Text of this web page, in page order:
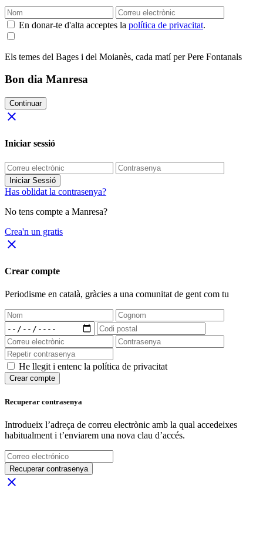
En donar-te d'alta acceptes la política de privacitat.
Els temes del Bages i del Moianès, cada matí per Pere Fontanals
Bon dia Manresa
Continuar
close
Iniciar sessió
Iniciar Sessió
Has oblidat la contrasenya?
No tens compte a Manresa?
Crea'n un gratis
close
Crear compte
Periodisme en català, gràcies a una comunitat de gent com tu
He llegit i entenc la política de privacitat
Crear compte
Recuperar contrasenya
Introdueix l’adreça de correu electrònic amb la qual accedeixes
habitualment i t’enviarem una nova clau d’accés.
Recuperar contrasenya
close